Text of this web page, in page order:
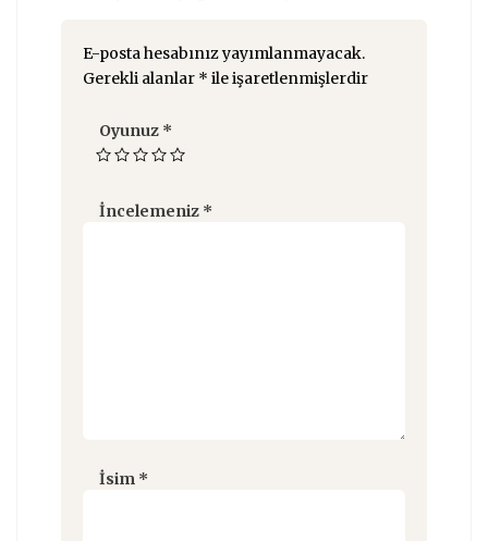
E-posta hesabınız yayımlanmayacak.
Gerekli alanlar * ile işaretlenmişlerdir
Oyunuz *
İncelemeniz *
İsim *